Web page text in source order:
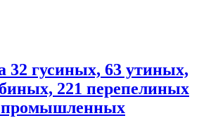
32 гусиных, 63 утиных,
221 перепелиных
промышленных